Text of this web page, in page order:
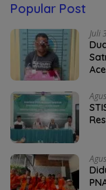
Popular Post
Juli